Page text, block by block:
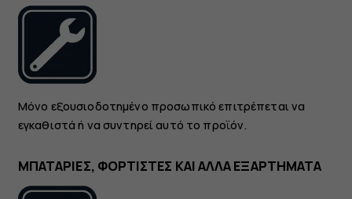
Μόνο εξουσιοδοτημένο προσωπικό επιτρέπεται να
εγκαθιστά ή να συντηρεί αυτό το προϊόν.
ΜΠΑΤΑΡΙΕΣ, ΦΟΡΤΙΣΤΕΣ ΚΑΙ ΑΛΛΑ ΕΞΑΡΤΗΜΑΤΑ